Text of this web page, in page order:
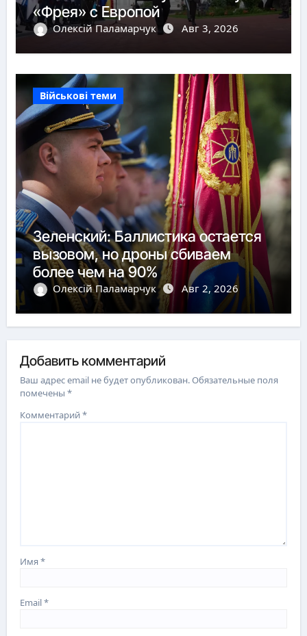
«Фрея» с Европой
Олексій Паламарчук Авг 3, 2026
Військові теми
Зеленский: Баллистика остается
вызовом, но дроны сбиваем
более чем на 90%
Олексій Паламарчук Авг 2, 2026
Добавить комментарий
Ваш адрес email не будет опубликован.Обязательные поля
помечены*
Комментарий*
Имя*
Email*